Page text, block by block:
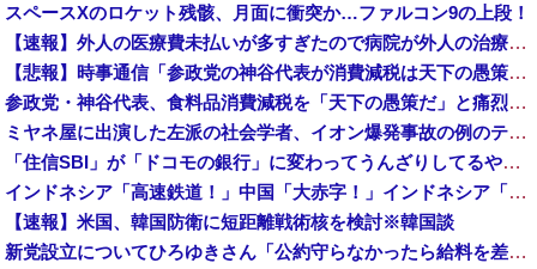
スペースXのロケット残骸、月面に衝突か…ファルコン9の上段！
【速報】外人の医療費未払いが多すぎたので病院が外人の治療を断るようになってしまう
【悲報】時事通信「参政党の神谷代表が消費減税は天下の愚策と批判してるぞ！」 → 安藤幹事長「タイトルに偽りあり！『参政党は消費税廃止派、減税派』...
参政党・神谷代表、食料品消費減税を「天下の愚策だ」と痛烈批判！
ミヤネ屋に出演した左派の社会学者、イオン爆発事故の例のテナントに理解を示して……
「住信SBI」が「ドコモの銀行」に変わってうんざりしてるやつw w w
インドネシア「高速鉄道！」中国「大赤字！」インドネシア「運営会社の株式購入！（負債対策」中国「はい（巨額負債」インドネシア「700km延伸計画！...
【速報】米国、韓国防衛に短距離戦術核を検討※韓国談
新党設立についてひろゆきさん「公約守らなかったら給料を差し押さえて市民に配ります」「平均的な収入の人が結婚できるようにしなければならない」